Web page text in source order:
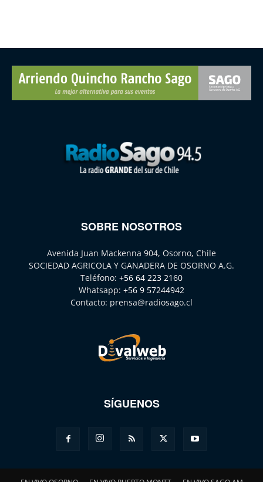
SOBRE NOSOTROS
Avenida Juan Mackenna 904, Osorno, Chile
SOCIEDAD AGRICOLA Y GANADERA DE OSORNO A.G.
Teléfono: +56 64 223 2160
Whatsapp: +56 9 57244942
Contacto: prensa@radiosago.cl
SÍGUENOS